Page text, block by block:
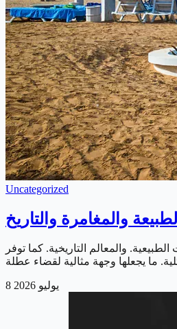
Uncategorized
والمغامرة والتاريخ
والمعالم التاريخية. كما توفر
8 يوليو 2026